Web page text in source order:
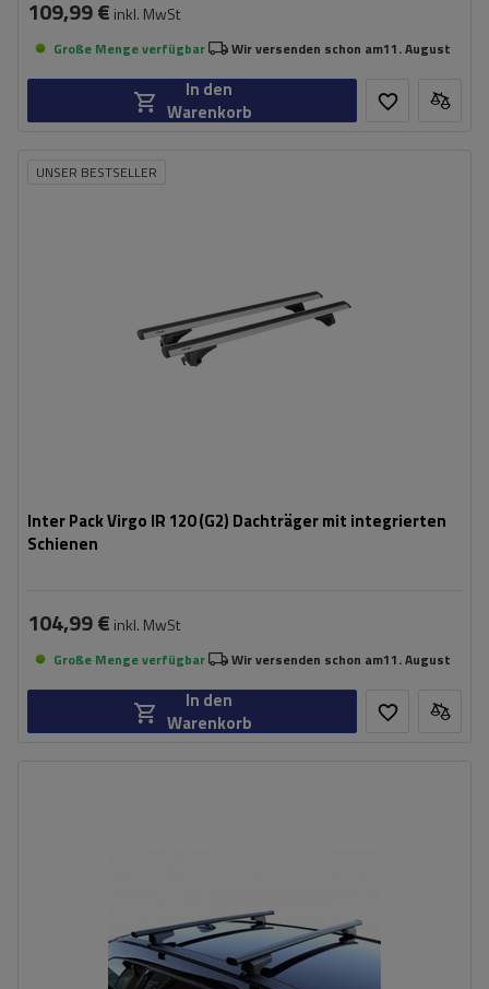
109,99 € inkl. MwSt
Große Menge verfügbar Wir versenden schon am11. August
In den
Warenkorb
UNSER BESTSELLER
Inter Pack Virgo IR 120 (G2) Dachträger mit integrierten
Schienen
104,99 € inkl. MwSt
Große Menge verfügbar Wir versenden schon am11. August
In den
Warenkorb